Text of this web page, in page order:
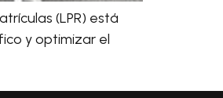
(LPR) está
y optimizar el